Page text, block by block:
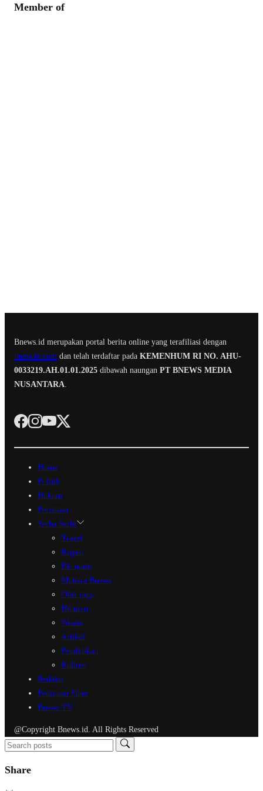
Member of
Bnews.id merupakan portal berita online yang terafiliasi dengan
bnewstv.com dan telah terdaftar pada KEMENHUM RI NO. AHU-
0033219.AH.01.01.2025 dibawah naungan PT BNEWS MEDIA
NUSANTARA
Home
Politik
Hukum
Peristiwa
Serba Serbi
Travel
Ragam
Ekonomi
Mutiara Bnews
Olah raga
Hiburan
Wisata
Artikel
Pendidikan
Kuliner
Redaksi
Pedoman Siber
Bnews TV
@Copyright Bnews.id. All Rights Reserved
Share